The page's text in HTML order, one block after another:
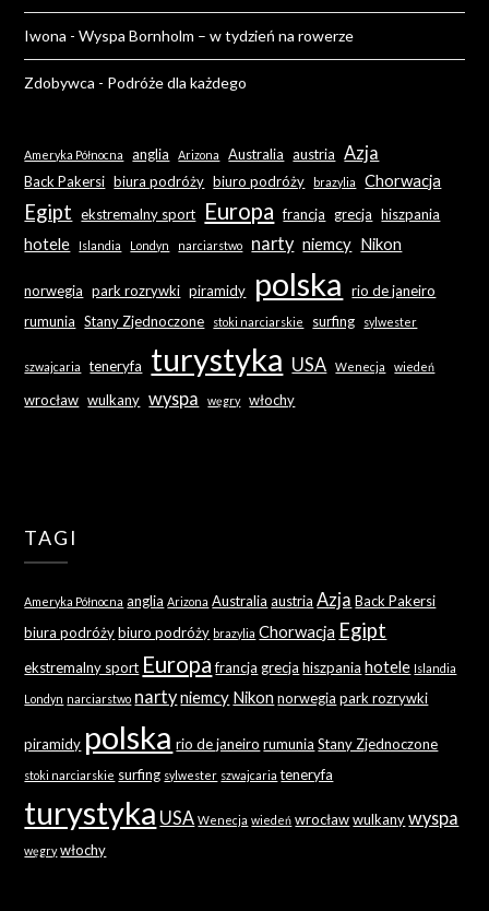
Iwona -Wyspa Bornholm – w tydzień na rowerze
Zdobywca - Podróże dla każdego
Ameryka Północna anglia Arizona Australia austria Azja
Back Pakersi biura podróży biuro podróży brazylia Chorwacja
Egipt ekstremalny sport Europa francja grecja hiszpania
hotele Islandia Londyn narciarstwo narty niemcy Nikon
norwegia park rozrywki piramidy polska
rio de janeiro
rumunia Stany Zjednoczone stoki narciarskie surfing sylwester
szwajcaria teneryfa turystyka USA Wenecja wiedeń
wrocław wulkany wyspa węgry włochy
TAGI
Ameryka Północna anglia Arizona Australia austria Azja Back Pakersi
biura podróży biuro podróży brazylia Chorwacja Egipt
ekstremalny sport Europa francja grecja hiszpania hotele Islandia
Londyn narciarstwo nartyniemcy Nikon norwegia park rozrywki
piramidy polska rio de janeiro rumunia Stany Zjednoczone
stoki narciarskie surfing sylwester szwajcaria teneryfa
turystyka USA Wenecja wiedeń wrocław wulkany wyspa
węgry włochy